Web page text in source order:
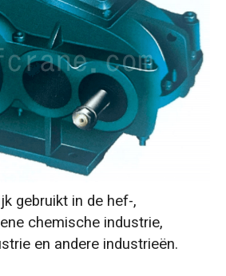
gebruikt in de hef-,
chemische industrie,
en andere industrieën.